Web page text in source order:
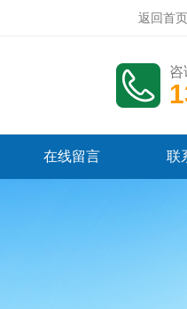
返回首页
咨
在线留言 联